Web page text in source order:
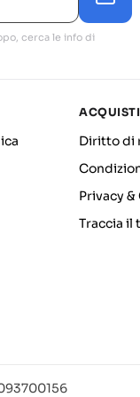
cerca le info di
Diritto di
Privacy &
Traccia il